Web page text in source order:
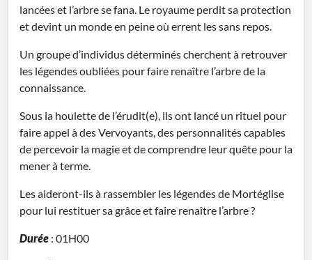
lancées et l’arbre se fana. Le royaume perdit sa protection
et devint un monde en peine où errent les sans repos.
Un groupe d’individus déterminés cherchent à retrouver
les légendes oubliées pour faire renaître l’arbre de la
connaissance.
Sous la houlette de l’érudit(e), ils ont lancé un rituel pour
faire appel à des Vervoyants, des personnalités capables
de percevoir la magie et de comprendre leur quête pour la
mener à terme.
Les aideront-ils à rassembler les légendes de Mortéglise
pour lui restituer sa grâce et faire renaître l’arbre ?
Durée : 01H00